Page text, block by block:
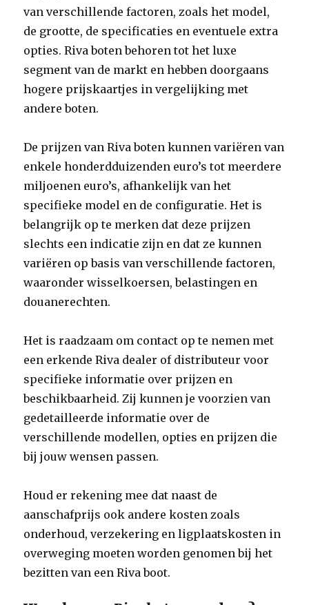
van verschillende factoren, zoals het model,
de grootte, de specificaties en eventuele extra
opties. Riva boten behoren tot het luxe
segment van de markt en hebben doorgaans
hogere prijskaartjes in vergelijking met
andere boten.
De prijzen van Riva boten kunnen variëren van
enkele honderdduizenden euro’s tot meerdere
miljoenen euro’s, afhankelijk van het
specifieke model en de configuratie. Het is
belangrijk op te merken dat deze prijzen
slechts een indicatie zijn en dat ze kunnen
variëren op basis van verschillende factoren,
waaronder wisselkoersen, belastingen en
douanerechten.
Het is raadzaam om contact op te nemen met
een erkende Riva dealer of distributeur voor
specifieke informatie over prijzen en
beschikbaarheid. Zij kunnen je voorzien van
gedetailleerde informatie over de
verschillende modellen, opties en prijzen die
bij jouw wensen passen.
Houd er rekening mee dat naast de
aanschafprijs ook andere kosten zoals
onderhoud, verzekering en ligplaatskosten in
overweging moeten worden genomen bij het
bezitten van een Riva boot.